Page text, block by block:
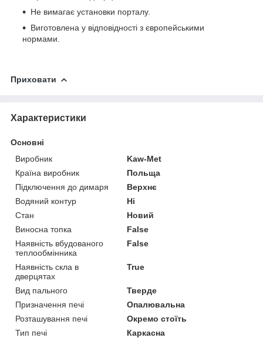
Не вимагає установки порталу.
Виготовлена у відповідності з європейськими
нормами.
Приховати
Характеристики
Основні
Виробник
Kaw-Met
Країна виробник
Польща
Підключення до димаря
Верхнє
Водяний контур
Ні
Стан
Новий
Виносна топка
False
Наявність вбудованого
теплообмінника
False
Наявність скла в
дверцятах
True
Вид пального
Тверде
Призначення печі
Опалювальна
Розташування печі
Окремо стоїть
Тип печі
Каркасна